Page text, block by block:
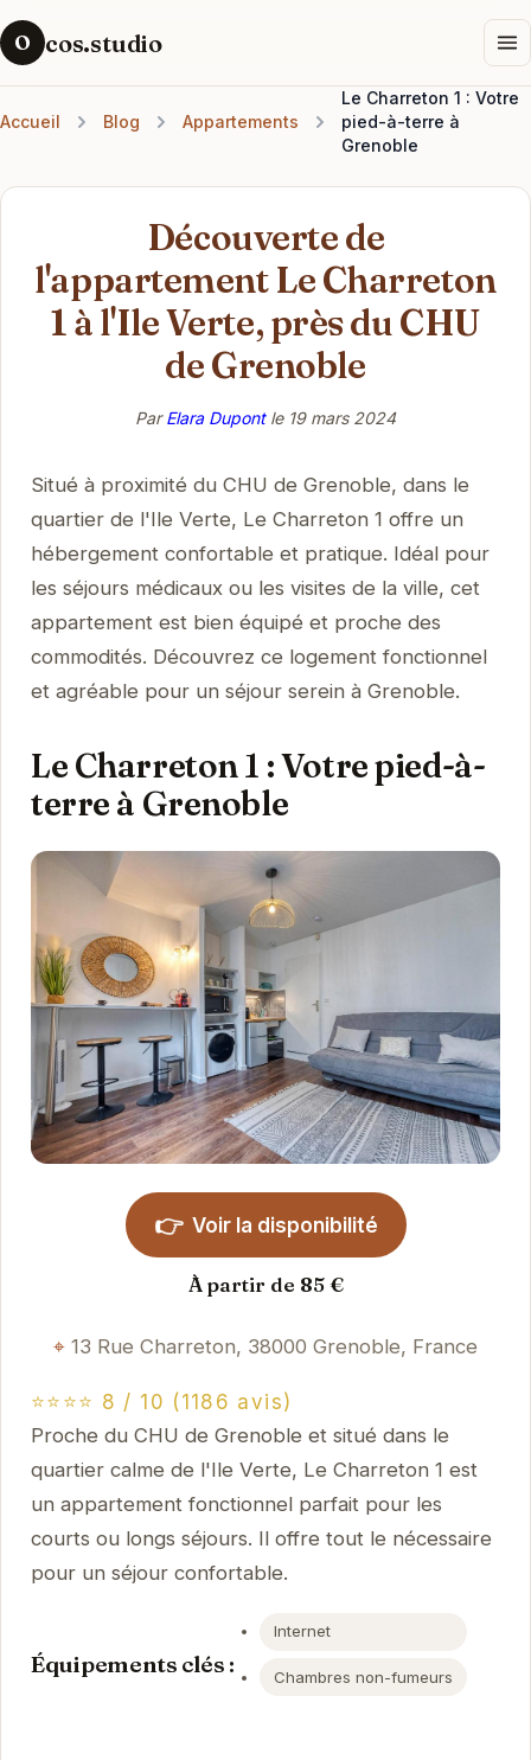
O cos.studio
Accueil Blog Appartements
Le Charreton 1 : Votre
pied-à-terre à
Grenoble
Découverte de
l'appartement Le Charreton
1 à l'Ile Verte, près du CHU
de Grenoble
ParElara Dupontle 19 mars 2024
Situé à proximité du CHU de Grenoble, dans le
quartier de l'Ile Verte, Le Charreton 1 offre un
hébergement confortable et pratique. Idéal pour
les séjours médicaux ou les visites de la ville, cet
appartement est bien équipé et proche des
commodités. Découvrez ce logement fonctionnel
et agréable pour un séjour serein à Grenoble.
Le Charreton 1 : Votre pied-à-
terre à Grenoble
👉 Voir la disponibilité
À partir de 85 €
13 Rue Charreton, 38000 Grenoble, France
⭐⭐⭐⭐ 8 / 10 (1186 avis)
Proche du CHU de Grenoble et situé dans le
quartier calme de l'Ile Verte, Le Charreton 1 est
un appartement fonctionnel parfait pour les
courts ou longs séjours. Il offre tout le nécessaire
pour un séjour confortable.
Équipements clés :
Internet
Chambres non-fumeurs